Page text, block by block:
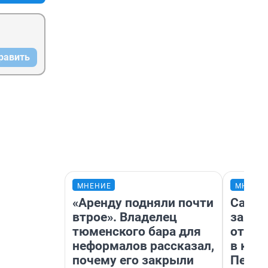
МНЕНИЕ
«Аренду подняли почти
втрое». Владелец
тюменского бара для
неформалов рассказал,
почему его закрыли
в